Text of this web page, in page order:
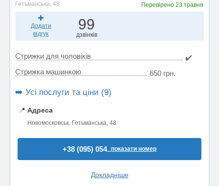
Гетьманська, 48 Перевірено23 травня
Додати
відгук
99
дзвінків
Стрижки для чоловіків
✔️
Стрижка машинкою
650 грн.
➡️ Усі послуги та ціни (9)
📍 Адреса
Новомосковськ, Гетьманська, 48
+38 (095) 054..показати номер
Докладніше